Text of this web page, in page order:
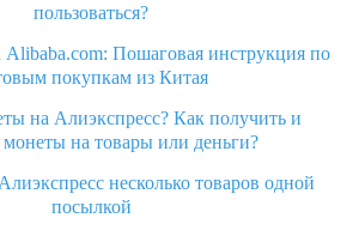
пользоваться?
Alibaba.com: Пошаговая инструкция по
покупкам из Китая
на Алиэкспресс? Как получить и
монеты на товары или деньги?
несколько товаров одной
посылкой